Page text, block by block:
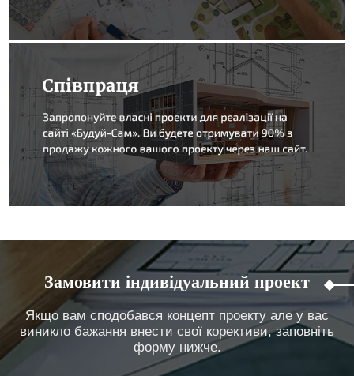
Замовити індивідуальний проект
Якщо вам сподобався концепт проекту але у вас
виникло бажання внести свої корективи, заповніть
форму нижче.